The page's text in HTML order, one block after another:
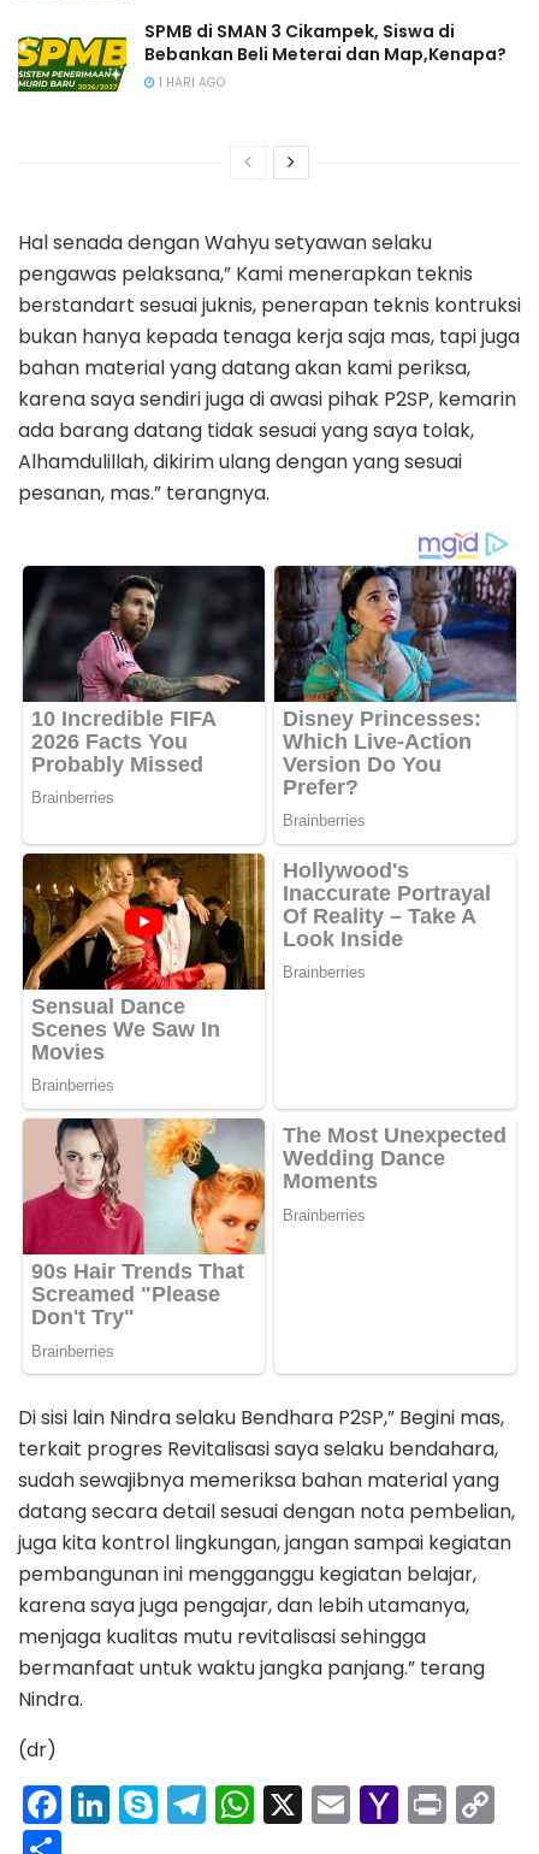
SPMB di SMAN 3 Cikampek, Siswa di
Bebankan Beli Meterai dan Map,Kenapa?
1 HARI AGO
Hal senada dengan Wahyu setyawan selaku
pengawas pelaksana,” Kami menerapkan teknis
berstandart sesuai juknis, penerapan teknis kontruksi
bukan hanya kepada tenaga kerja saja mas, tapi juga
bahan material yang datang akan kami periksa,
karena saya sendiri juga di awasi pihak P2SP, kemarin
ada barang datang tidak sesuai yang saya tolak,
Alhamdulillah, dikirim ulang dengan yang sesuai
pesanan, mas.” terangnya.
Di sisi lain Nindra selaku Bendhara P2SP,” Begini mas,
terkait progres Revitalisasi saya selaku bendahara,
sudah sewajibnya memeriksa bahan material yang
datang secara detail sesuai dengan nota pembelian,
juga kita kontrol lingkungan, jangan sampai kegiatan
pembangunan ini mengganggu kegiatan belajar,
karena saya juga pengajar, dan lebih utamanya,
menjaga kualitas mutu revitalisasi sehingga
bermanfaat untuk waktu jangka panjang.” terang
Nindra.
(dr)
F Li S T W X E Y Pr